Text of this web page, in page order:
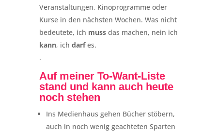
Veranstaltungen, Kinoprogramme oder
Kurse in den nächsten Wochen. Was nicht
bedeutete, ich mussdas machen, nein ich
kann, ich darfes.
.
Auf meiner To-Want-Liste
stand und kann auch heute
noch stehen
Ins Medienhaus gehen Bücher stöbern,
auch in noch wenig geachteten Sparten